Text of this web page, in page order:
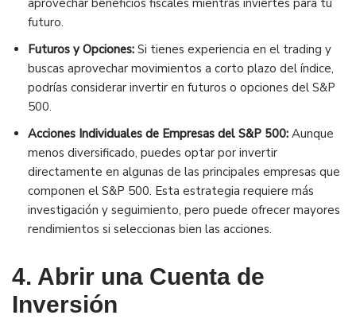
aprovechar beneficios fiscales mientras inviertes para tu
futuro.
Futuros y Opciones: Si tienes experiencia en el trading y
buscas aprovechar movimientos a corto plazo del índice,
podrías considerar invertir en futuros o opciones del S&P
500.
Acciones Individuales de Empresas del S&P 500: Aunque
menos diversificado, puedes optar por invertir
directamente en algunas de las principales empresas que
componen el S&P 500. Esta estrategia requiere más
investigación y seguimiento, pero puede ofrecer mayores
rendimientos si seleccionas bien las acciones.
4. Abrir una Cuenta de
Inversión